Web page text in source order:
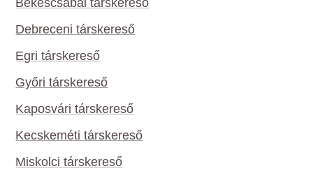
Debreceni társkereső
Egri társkereső
Győri társkereső
Kaposvári társkereső
Kecskeméti társkereső
Miskolci társkereső